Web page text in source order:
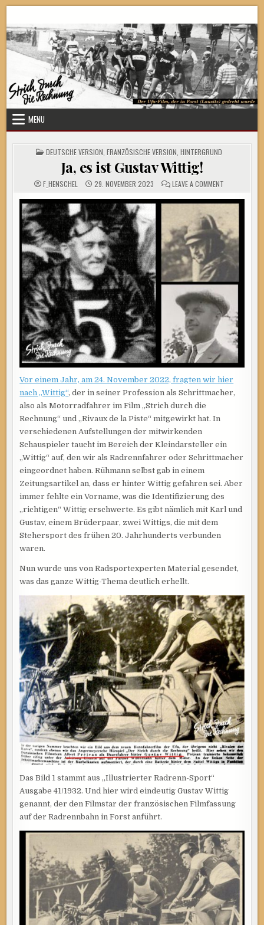
content
Strich durch die Rechnung
MENU
POSTED
IN
DEUTSCHE VERSION FRANZÖSISCHE VERSION HINTERGRUND
Ja, es ist Gustav Wittig!
F_HENSCHEL 29. NOVEMBER 2023 LEAVE A COMMENT
ES
IST
GUSTAV
Vor einem Jahr, am 24. November 2022, fragten wir hier
nach „Wittig“, der in seiner Profession als Schrittmacher,
also als Motorradfahrer im Film „Strich durch die
Rechnung“ und „Rivaux de la Piste“ mitgewirkt hat. In
verschiedenen Aufstellungen der mitwirkenden
Schauspieler taucht im Bereich der Kleindarsteller ein
„Wittig“ auf, den wir als Radrennfahrer oder Schrittmacher
eingeordnet haben. Rühmann selbst gab in einem
Zeitungsartikel an, dass er hinter Wittig gefahren sei. Aber
immer fehlte ein Vorname, was die Identifizierung des
„richtigen“ Wittig erschwerte. Es gibt nämlich mit Karl und
Gustav, einem Brüderpaar, zwei Wittigs, die mit dem
Stehersport des frühen 20. Jahrhunderts verbunden
waren.
Nun wurde uns von Radsportexperten Material gesendet,
was das ganze Wittig-Thema deutlich erhellt.
Das Bild 1 stammt aus „Illustrierter Radrenn-Sport“
Ausgabe 41/1932. Und hier wird eindeutig Gustav Wittig
genannt, der den Filmstar der französischen Filmfassung
auf der Radrennbahn in Forst anführt.